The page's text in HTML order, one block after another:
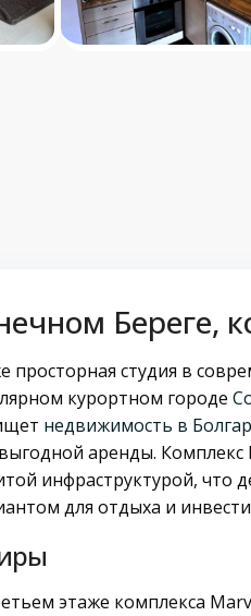
Береге,
просторная студия в
курортном городе
недвижимость в
аренды.
инфраструктурой, что
для отдыха и
этаже комплекса